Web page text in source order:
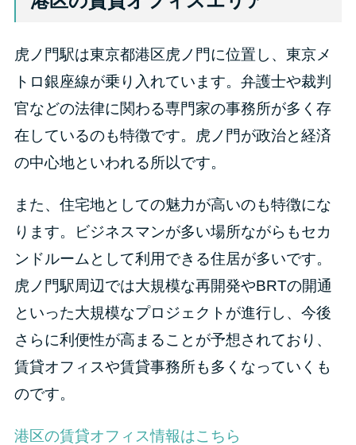
虎ノ門駅は東京都港区虎ノ門に位置し、東京メ
トロ銀座線が乗り入れています。弁護士や裁判
官などの法律に関わる専門家の事務所が多く存
在しているのも特徴です。虎ノ門が政治と経済
の中心地といわれる所以です。
また、住宅地としての魅力が高いのも特徴にな
ります。ビジネスマンが多い場所ながらもセカ
ンドルームとして利用できる住居が多いです。
虎ノ門駅周辺では大規模な再開発やBRTの開通
といった大規模なプロジェクトが進行し、今後
さらに利便性が高まることが予想されており、
賃貸オフィスや賃貸事務所も多くなっていくも
のです。
港区の賃貸オフィス情報はこちら